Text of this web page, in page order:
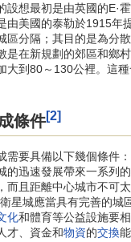
設想最初是由英國的E·
由美國的泰勒於1915年
區分隔；其目的是為分
是在新規劃的郊區和鄉
大到80～130公裡。這
條件[2]
要具備以下幾個條件：
的迅速發展帶來一系列
而且距離中心城市不可
星城應當具有完善的城
化和體育等公益設施要
才、資金和物資的交換